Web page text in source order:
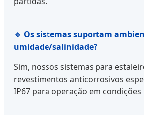
🔹 Os sistemas suportam
umidade/salinidade?
Sim, nossos sistemas para
revestimentos anticorrosivos
IP67 para operação em